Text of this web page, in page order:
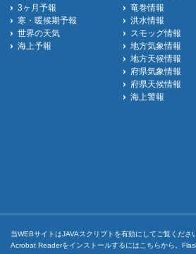
3ヶ月予報
寒・暖候期予報
世界の天気
海上予報
竜巻情報
洪水情報
スモッグ情報
地方気象情報
地方天候情報
府県気象情報
府県天候情報
海上警報
当WEBサイトはJAVAスクリプトを有効にしてご覧くだ
Acrobat Readerをインストールするには こちらから。